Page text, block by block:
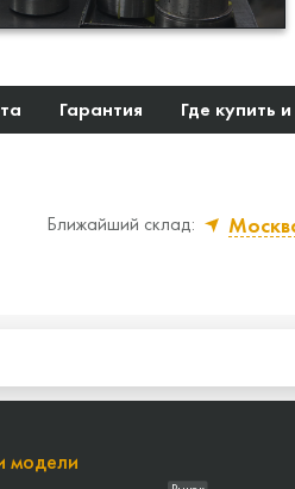
Гарантия Где купить
Ближайший склад:
модели